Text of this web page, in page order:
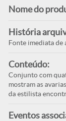
Nome do
História
Fonte imediata de
Conteúdo:
Conjunto com
mostram as
da estilista
Eventos